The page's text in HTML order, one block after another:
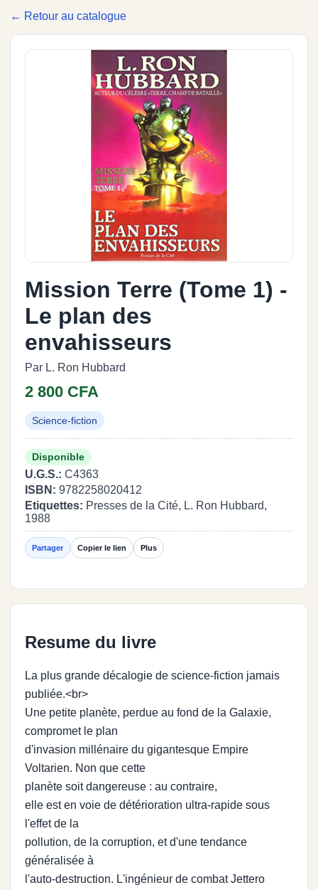
← Retour au catalogue
Mission Terre (Tome 1) -
Le plan des
envahisseurs
Par L. Ron Hubbard
2 800 CFA
Science-fiction
Disponible
U.G.S.: C4363
ISBN: 9782258020412
Etiquettes: Presses de la Cité, L. Ron Hubbard,
1988
Partager Copier le lien Plus
Resume du livre
La plus grande décalogie de science-fiction jamais
publiée.<br>
Une petite planète, perdue au fond de la Galaxie,
compromet le plan
d'invasion millénaire du gigantesque Empire
Voltarien. Non que cette
planète soit dangereuse : au contraire,
elle est en voie de détérioration ultra-rapide sous
l'effet de la
pollution, de la corruption, et d'une tendance
généralisée à
l'auto-destruction. L'ingénieur de combat Jettero